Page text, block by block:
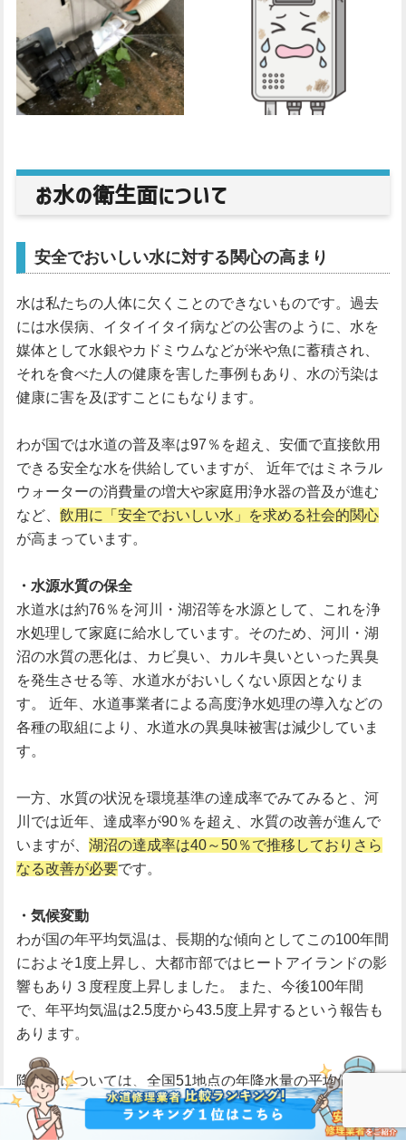
お水の衛生面について
安全でおいしい水に対する関心の高まり
水は私たちの人体に欠くことのできないものです。過去
には水俣病、イタイイタイ病などの公害のように、水を
媒体として水銀やカドミウムなどが米や魚に蓄積され、
それを食べた人の健康を害した事例もあり、水の汚染は
健康に害を及ぼすことにもなります。
わが国では水道の普及率は97％を超え、安価で直接飲用
できる安全な水を供給していますが、 近年ではミネラル
ウォーターの消費量の増大や家庭用浄水器の普及が進む
など、 飲用に「安全でおいしい水」を求める社会的関心
が高まっています。
・水源水質の保全
水道水は約76％を河川・湖沼等を水源として、これを浄
水処理して家庭に給水しています。そのため、河川・湖
沼の水質の悪化は、カビ臭い、カルキ臭いといった異臭
を発生させる等、水道水がおいしくない原因となりま
す。 近年、水道事業者による高度浄水処理の導入などの
各種の取組により、水道水の異臭味被害は減少していま
す。
一方、水質の状況を環境基準の達成率でみてみると、河
川では近年、達成率が90％を超え、水質の改善が進んで
いますが、 湖沼の達成率は40～50％で推移しておりさら
なる改善が必要です。
・気候変動
わが国の年平均気温は、長期的な傾向としてこの100年間
におよそ1度上昇し、大都市部ではヒートアイランドの影
響もあり３度程度上昇しました。 また、今後100年間
で、年平均気温は2.5度から43.5度上昇するという報告も
あります。
降水量については、全国51地点の年降水量の平均値は低
減傾向にあります。 また、1970年頃から少雨の年が多く
なっており、1973年、1978年、1984年、1994年、1996